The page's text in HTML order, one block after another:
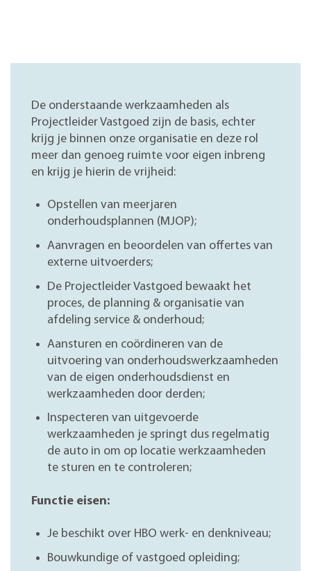
De onderstaande werkzaamheden als
Projectleider Vastgoed zijn de basis, echter
krijg je binnen onze organisatie en deze rol
meer dan genoeg ruimte voor eigen inbreng
en krijg je hierin de vrijheid:
Opstellen van meerjaren
onderhoudsplannen (MJOP);
Aanvragen en beoordelen van offertes van
externe uitvoerders;
De Projectleider Vastgoed bewaakt het
proces, de planning & organisatie van
afdeling service & onderhoud;
Aansturen en coördineren van de
uitvoering van onderhoudswerkzaamheden
van de eigen onderhoudsdienst en
werkzaamheden door derden;
Inspecteren van uitgevoerde
werkzaamheden je springt dus regelmatig
de auto in om op locatie werkzaamheden
te sturen en te controleren;
Functie eisen:
Je beschikt over HBO werk- en denkniveau;
Bouwkundige of vastgoed opleiding;